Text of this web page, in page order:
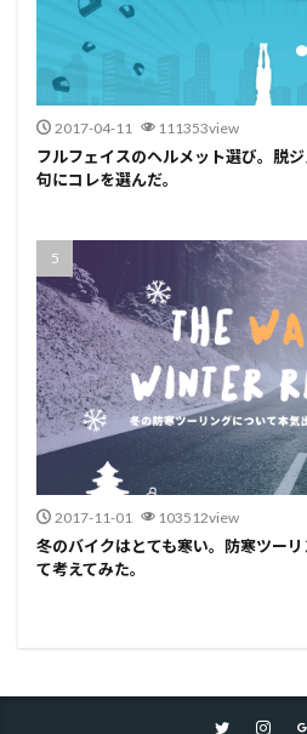
2017-04-11 111353view
フルフェイスのヘルメット選び。脱
句にコレを選んだ。
2017-11-01 103512view
冬のバイクはとても寒い。防寒ツー
て考えてみた。